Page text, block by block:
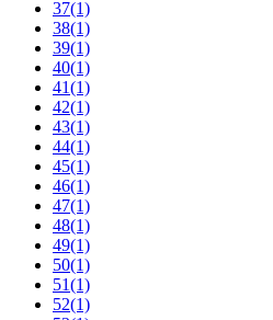
37(1)
38(1)
39(1)
40(1)
41(1)
42(1)
43(1)
44(1)
45(1)
46(1)
47(1)
48(1)
49(1)
50(1)
51(1)
52(1)